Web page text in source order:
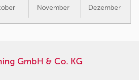
November Dezember
GmbH & Co. KG